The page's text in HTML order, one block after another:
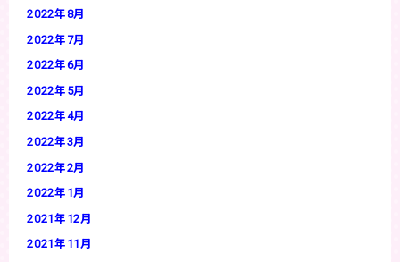
2022年8月
2022年7月
2022年6月
2022年5月
2022年4月
2022年3月
2022年2月
2022年1月
2021年12月
2021年11月